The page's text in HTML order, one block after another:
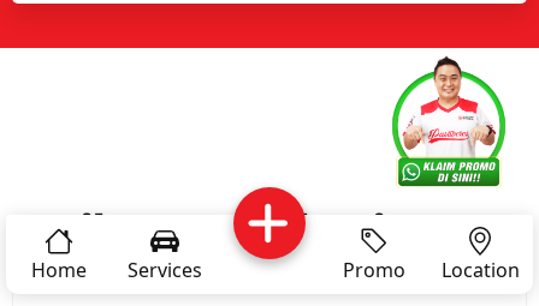
About Us
Complain Reservasi Article
Home Services Promo Location
Lihat Artikel Lainnya